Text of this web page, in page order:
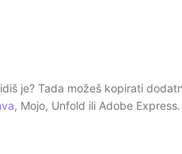
je? Tada možeš kopirati
, Mojo, Unfold ili Adobe Express.